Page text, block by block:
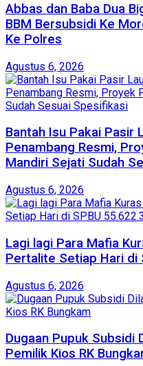
Abbas dan Baba Dua
BBM Bersubsidi Ke
Ke Polres
Agustus 6, 2026
Bantah Isu Pakai Pasir
Penambang Resmi,
Mandiri Sejati Sudah
Agustus 6, 2026
Lagi lagi Para Mafia
Pertalite Setiap Hari di
Agustus 6, 2026
‎Dugaan Pupuk Subsidi
Pemilik Kios RK